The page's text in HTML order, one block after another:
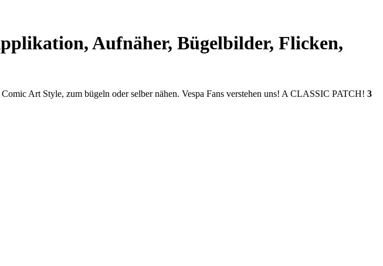
Aufnäher, Bügelbilder, Flicken,
Art Style, zum bügeln oder selber nähen. Vespa Fans verstehen uns! A CLASSIC PATCH! 3